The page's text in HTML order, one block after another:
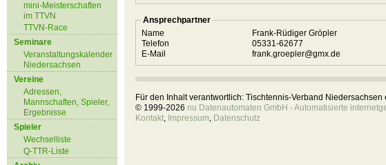
mini-Meisterschaften
im TTVN
TTVN-Race
Seminare
Veranstaltungskalender
Niedersachsen
Vereine
Adressen,
Mannschaften, Spieler,
Ergebnisse
Spieler
Wechselliste
Q-TTR-Liste
Ansprechpartner
Name
Frank-Rüdiger Gröpler
Telefon
05331-62677
E-Mail
frank.groepler@gmx.de
Für den Inhalt verantwortlich: Tischtennis-Verband Niedersachsen
© 1999-2026 nu Datenautomaten GmbH - Automatisierte
Kontakt, Impressum, Datenschutz